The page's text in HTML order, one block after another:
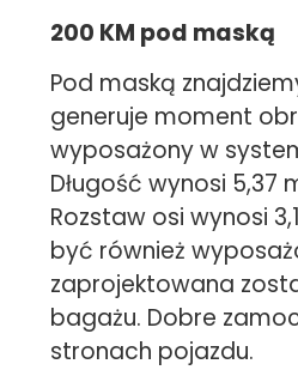
200 KM pod maską
Pod maską
generuje moment
wyposażony w
Długość wynosi 5,37
Rozstaw osi wynosi
być również
zaprojektowana
bagażu. Dobre
stronach pojazdu.